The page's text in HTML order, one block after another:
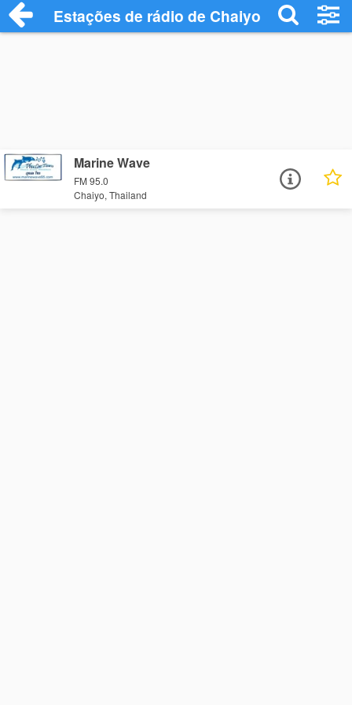
Estações de rádio de Chaiyo - Ouça
Marine Wave
FM 95.0
Chaiyo, Thailand